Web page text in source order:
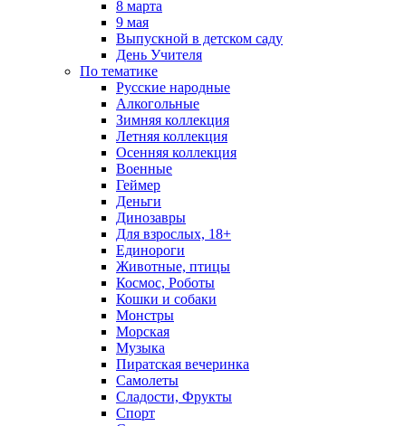
8 марта
9 мая
Выпускной в детском саду
День Учителя
По тематике
Русские народные
Алкогольные
Зимняя коллекция
Летняя коллекция
Осенняя коллекция
Военные
Геймер
Деньги
Динозавры
Для взрослых, 18+
Единороги
Животные, птицы
Космос, Роботы
Кошки и собаки
Монстры
Морская
Музыка
Пиратская вечеринка
Самолеты
Сладости, Фрукты
Спорт